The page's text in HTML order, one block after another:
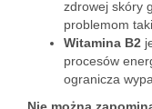
zdrowej skóry
problemom
Witamina B2
procesów
ogranicza